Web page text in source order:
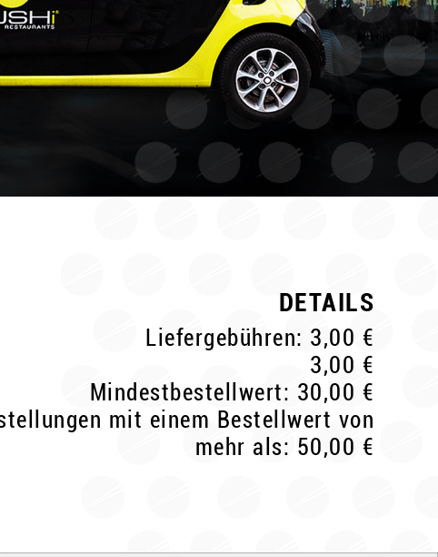
DETAILS
Liefergebühren: 3,00 €
3,00 €
Mindestbestellwert: 30,00 €
mit einem Bestellwert von
mehr als: 50,00 €